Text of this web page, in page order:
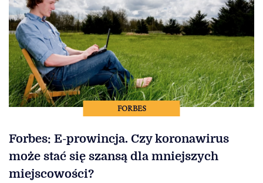
FORBES
Forbes: E-prowincja. Czy koronawirus
może stać się szansą dla mniejszych
miejscowości?